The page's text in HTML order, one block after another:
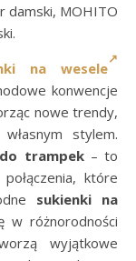
damski, MOHITO
na wesele
konwencje
nowe trendy,
stylem.
trampek– to
które
sukienki na
w różnorodności
wyjątkowe